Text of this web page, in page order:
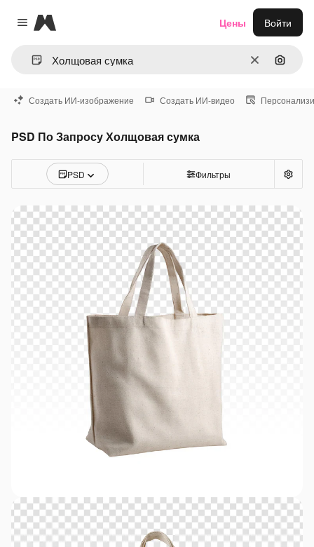
Close menu
Magnific
ОчиститьПоиск
Цены Войти
Создать ИИ-изображение Создать ИИ-видео
PSD По Запросу Холщовая сумка
PSD Фильтры